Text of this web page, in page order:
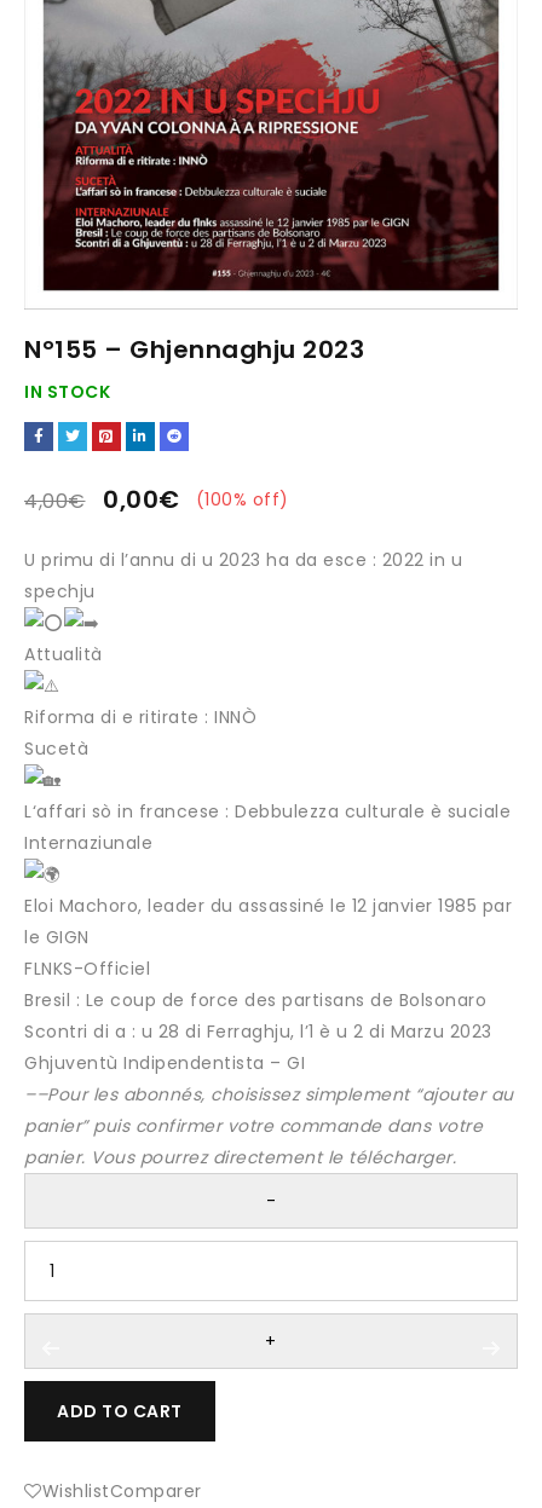
N°155 – Ghjennaghju 2023
IN STOCK
4,00€ 0,00€ (100% off)
U primu di l’annu di u 2023 ha da esce : 2022 in u
spechju
Attualità
Riforma di e ritirate : INNÒ
Sucetà
L‘affari sò in francese : Debbulezza culturale è suciale
Internaziunale
Eloi Machoro, leader du assassiné le 12 janvier 1985 par
le GIGN
FLNKS-Officiel
Bresil : Le coup de force des partisans de Bolsonaro
Scontri di a : u 28 di Ferraghju, l’1 è u 2 di Marzu 2023
Ghjuventù Indipendentista – GI
––Pour les abonnés, choisissez simplement “ajouter au
panier” puis confirmer votre commande dans votre
panier. Vous pourrez directement le télécharger.
ADD TO CART
WishlistComparer